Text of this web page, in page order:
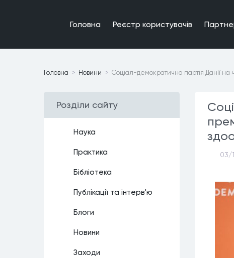
Головна Реєстр користувачiв
Головна Новини Соціал-демократична партія Данії на
Роздiли сайту
Наука
Практика
Бiблiотека
Публiкацiї та iнтерв'ю
Блоги
Новини
Заходи
03/